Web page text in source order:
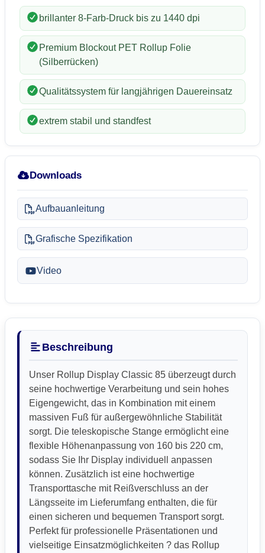
brillanter 8-Farb-Druck bis zu 1440 dpi
Premium Blockout PET Rollup Folie
(Silberrücken)
Qualitätssystem für langjährigen Dauereinsatz
extrem stabil und standfest
Downloads
Aufbauanleitung
Grafische Spezifikation
Video
Beschreibung
Unser Rollup Display Classic 85 überzeugt durch
seine hochwertige Verarbeitung und sein hohes
Eigengewicht, das in Kombination mit einem
massiven Fuß für außergewöhnliche Stabilität
sorgt. Die teleskopische Stange ermöglicht eine
flexible Höhenanpassung von 160 bis 220 cm,
sodass Sie Ihr Display individuell anpassen
können. Zusätzlich ist eine hochwertige
Transporttasche mit Reißverschluss an der
Längsseite im Lieferumfang enthalten, die für
einen sicheren und bequemen Transport sorgt.
Perfekt für professionelle Präsentationen und
vielseitige Einsatzmöglichkeiten ? das Rollup